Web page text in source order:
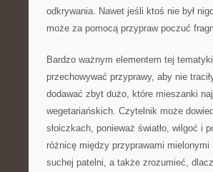
odkrywania. Nawet jeśli ktoś nie był
może za pomocą przypraw poczuć
Bardzo ważnym elementem tej
przechowywać przyprawy, aby nie
dodawać zbyt dużo, które mieszanki
wegetariańskich. Czytelnik może
słoiczkach, ponieważ światło, wilgoć i
różnicę między przyprawami
suchej patelni, a także zrozumieć,